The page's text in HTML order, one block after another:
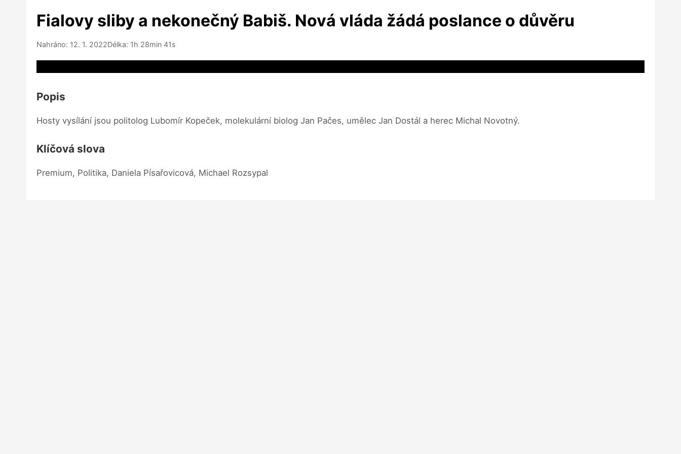
Fialovy sliby a nekonečný Babiš. Nová vláda žádá poslance o důvěru
Nahráno: 12. 1. 2022Délka: 1h 28min 41s
Popis
Hosty vysílání jsou politolog Lubomír Kopeček, molekulární biolog Jan Pačes, umělec Jan Dostál a herec Michal Novotný.
Klíčová slova
Premium, Politika, Daniela Písařovicová, Michael Rozsypal